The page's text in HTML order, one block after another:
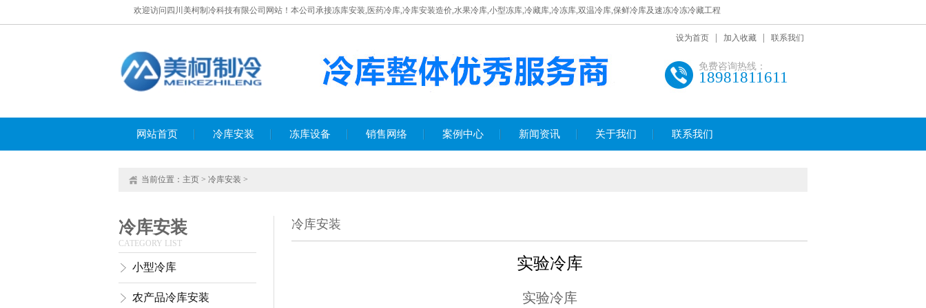
欢迎访问四川美柯制冷科技有限公司网站！本公司承接冻库安装,医药冷库,冷库安装造价,水果冷库,小型冻库,冷藏库,冷冻库,双温冷库,保鲜冷库及速冻冷冻冷藏工程
设为首页 加入收藏 联系我们
免费咨询热线：
18981811611
网站首页 冷库安装 冻库设备 销售网络 案例中心 新闻资讯 关于我们 联系我们
当前位置： 主页 > 冷库安装 >
冷库安装
CATEGORY LIST
小型冷库
农产品冷库安装
冷库安装
实验冷库
实验冷库